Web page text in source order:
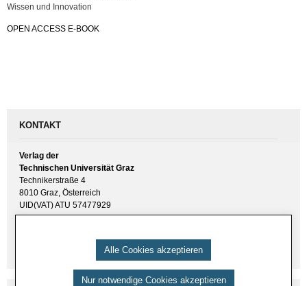
Wis­sen und In­no­va­ti­on
OPEN AC­CESS E-BOOK
KONTAKT
Verlag der
Technischen Universität Graz
Technikerstraße 4
8010 Graz, Österreich
UID(VAT) ATU 57477929
Alle Cookies akzeptieren
Nur notwendige Cookies akzeptieren